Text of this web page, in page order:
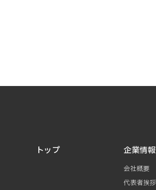
トップ 企業情報
会社概要
代表者挨拶